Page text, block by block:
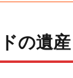
の遺産